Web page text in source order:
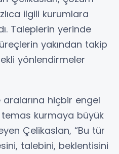
ilgili kurumlara
Taleplerin yerinde
yakından takip
yönlendirmeler
hiçbir engel
kurmaya büyük
Çelikaslan, “Bu tür
talebini, beklentisini